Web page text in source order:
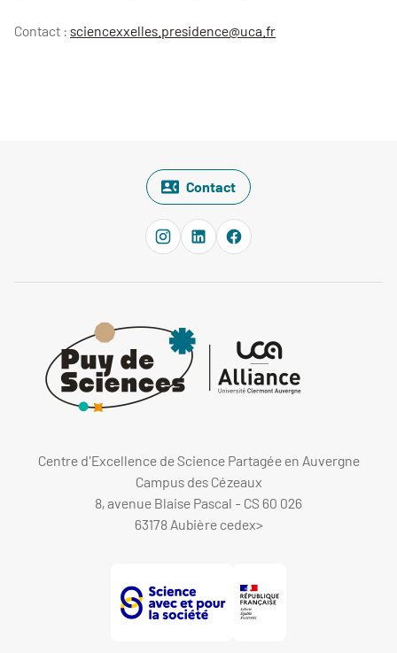
Contact : sciencexxelles.presidence@uca.fr
Contact
Centre d'Excellence de Science Partagée en Auvergne
Campus des Cézeaux
8, avenue Blaise Pascal - CS 60 026
63178 Aubière cedex>